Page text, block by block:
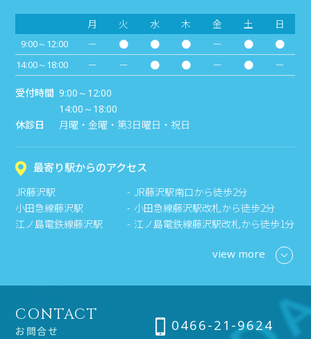
月 火 水 木 金 土 日
9:00～12:00 － ● ● ● － ● ●
14:00～18:00 － － ● ● － ●
－
受付時間 9:00～12:00
14:00～18:00
休診日 月曜・金曜・第3日曜日・祝日
最寄り駅からのアクセス
JR藤沢駅
JR藤沢駅南口から徒歩2分
小田急線藤沢駅
小田急線藤沢駅改札から徒歩2分
江ノ島電鉄線藤沢駅
江ノ島電鉄線藤沢駅改札から徒歩1分
view more
CONTACT
お問合せ 0466-21-9624